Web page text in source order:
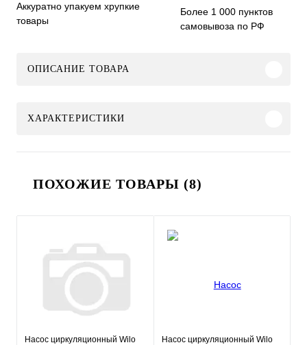
Аккуратно упакуем хрупкие
товары
Более 1 000 пунктов
самовывоза по РФ
ОПИСАНИЕ ТОВАРА
ХАРАКТЕРИСТИКИ
ПОХОЖИЕ ТОВАРЫ (8)
Насос циркуляционный Wilo
Насос циркуляционный Wilo